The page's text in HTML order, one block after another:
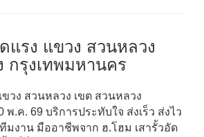
แรง แขวง สวนหลวง
กรุงเทพมหานคร
ขวง สวนหลวง เขต สวนหลวง
พ.ค. 69 บริการประทับใจ ส่งเร็ว ส่งไว
มงาน มืออาชีพจาก ฮ.โฮม เสารั้วอัด